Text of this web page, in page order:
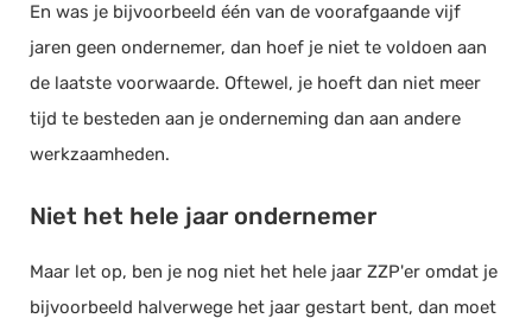
En was je bijvoorbeeld één van de voorafgaande vijf
jaren geen ondernemer, dan hoef je niet te voldoen aan
de laatste voorwaarde. Oftewel, je hoeft dan niet meer
tijd te besteden aan je onderneming dan aan andere
werkzaamheden.
Niet het hele jaar ondernemer
Maar let op, ben je nog niet het hele jaar ZZP'er omdat je
bijvoorbeeld halverwege het jaar gestart bent, dan moet